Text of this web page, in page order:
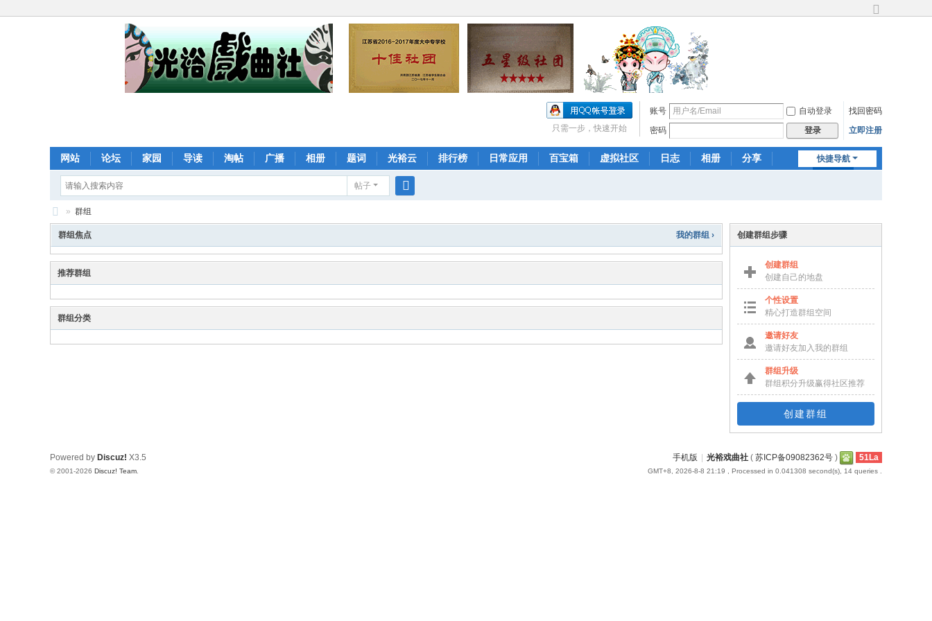
账号 自动登录
找回密码
密码
登录 立即注册
只需一步，快速开始
快捷导航
网站 论坛 家园 导读 淘帖 广播 相册 题词 光裕云 排行榜 日常应用 百宝箱 虚拟社区 日志 相册
分享
帖子
索
光
裕
戏
社
» 群组
我的群组 ›
群组焦点
推荐群组
群组分类
创建群组步骤
创建群组
创建自己的地盘
个性设置
精心打造群组空间
邀请好友
邀请好友加入我的群组
群组升级
群组积分升级赢得社区推荐
创建群组
手机版 光裕戏曲社 ( 苏ICP备09082362号 ) 51La
GMT+8, 2026-8-8 21:19 , Processed in 0.041308 second(s), 14 queries .
Powered by Discuz! X3.5
© 2001-2026 Discuz! Team